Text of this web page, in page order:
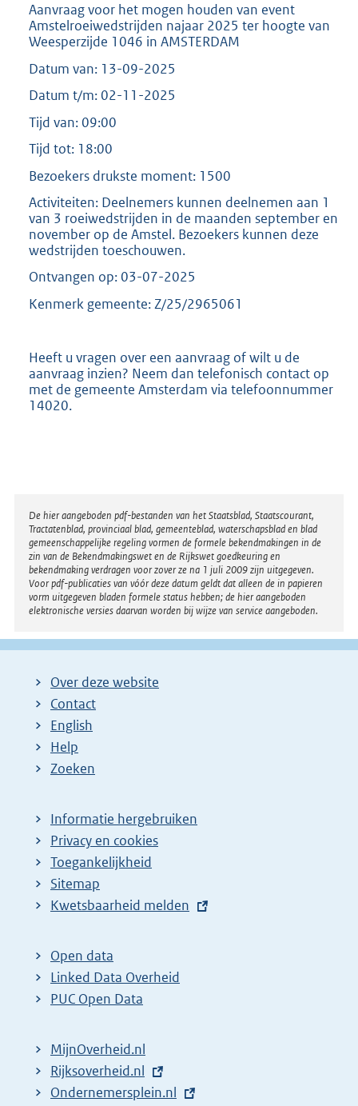
2
1
2
Aanvraag voor het mogen houden van event
Amstelroeiwedstrijden najaar 2025 ter hoogte van
Weesperzijde 1046 in AMSTERDAM
Datum van: 13-09-2025
Datum t/m: 02-11-2025
Tijd van: 09:00
Tijd tot: 18:00
Bezoekers drukste moment: 1500
Activiteiten: Deelnemers kunnen deelnemen aan 1
van 3 roeiwedstrijden in de maanden september en
november op de Amstel. Bezoekers kunnen deze
wedstrijden toeschouwen.
Ontvangen op: 03-07-2025
Kenmerk gemeente: Z/25/2965061
Heeft u vragen over een aanvraag of wilt u de
aanvraag inzien? Neem dan telefonisch contact op
met de gemeente Amsterdam via telefoonnummer
14020.
Disclaimer
De hier aangeboden pdf-bestanden van het Staatsblad, Staatscourant,
Tractatenblad, provinciaal blad, gemeenteblad, waterschapsblad en blad
gemeenschappelijke regeling vormen de formele bekendmakingen in de
zin van de Bekendmakingswet en de Rijkswet goedkeuring en
bekendmaking verdragen voor zover ze na 1 juli 2009 zijn uitgegeven.
Voor pdf-publicaties van vóór deze datum geldt dat alleen de in papieren
vorm uitgegeven bladen formele status hebben; de hier aangeboden
elektronische versies daarvan worden bij wijze van service aangeboden.
Over deze website
Contact
English
Help
Zoeken
Informatie hergebruiken
Privacy en cookies
Toegankelijkheid
Sitemap
E
t
e
r
l
i
n
Kwetsbaarheid melden
Open data
Linked Data Overheid
PUC Open Data
MijnOverheid.nl
E
x
Rijksoverheid.nl
E
Ondernemersplein.nl